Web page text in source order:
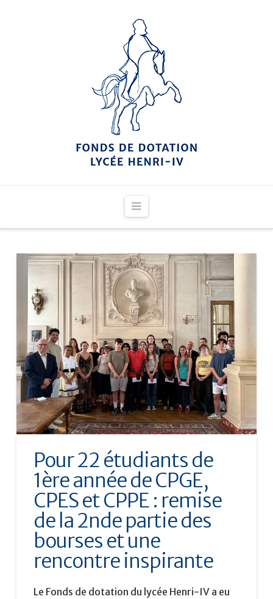
Navigation
Pour 22 étudiants de
1ère année de CPGE,
CPES et CPPE : remise
de la 2nde partie des
bourses et une
rencontre inspirante
Le Fonds de dotation du lycée Henri-IV a eu